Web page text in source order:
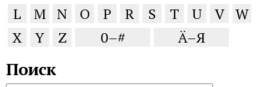
L
M N O P R S T U V W
X
Y Z 0–# Ä–Я
Поиск